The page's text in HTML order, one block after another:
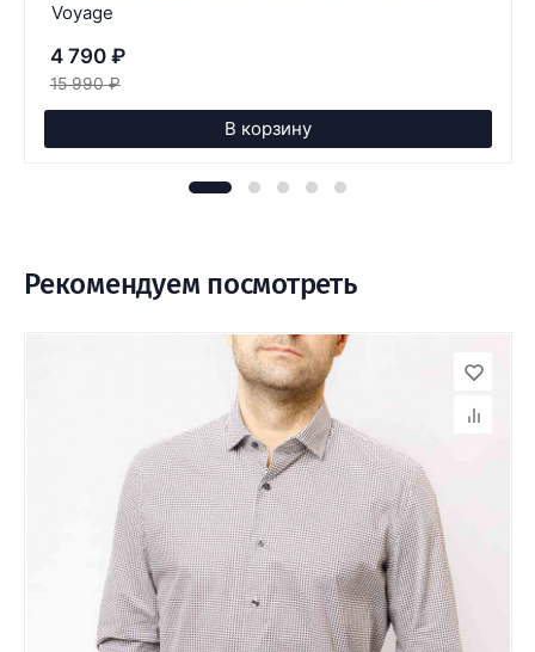
Voyage
4 790 ₽
15 990 ₽
В корзину
Рекомендуем посмотреть